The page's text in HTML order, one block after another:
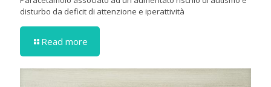
disturbo da deficit di attenzione e iperattività
Read more